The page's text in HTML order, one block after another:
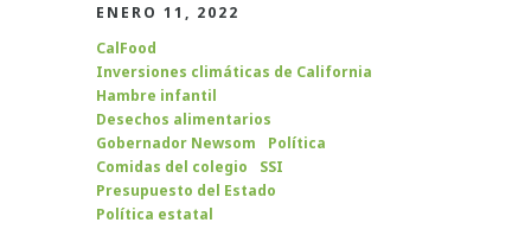
ENERO 11, 2022
CalFood
Inversiones climáticas de California
Hambre infantil
Desechos alimentarios
Gobernador Newsom
Política
Comidas del colegio
SSI
Presupuesto del Estado
Política estatal